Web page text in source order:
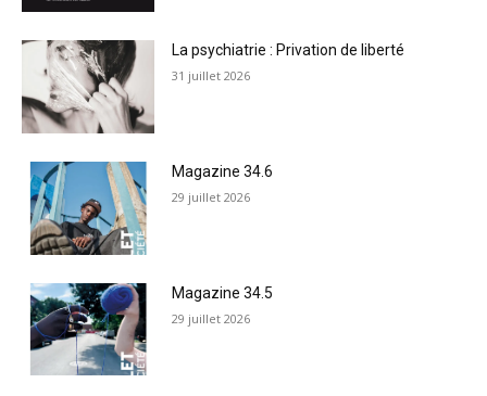
La psychiatrie : Privation de liberté
31 juillet 2026
Magazine 34.6
29 juillet 2026
Magazine 34.5
29 juillet 2026